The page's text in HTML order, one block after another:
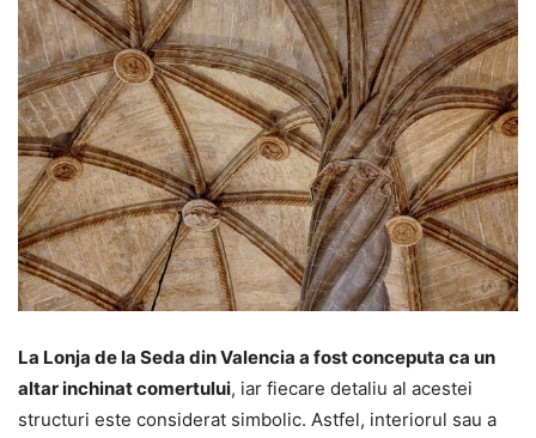
La Lonja de la Seda din Valencia a fost conceputa ca un
altar inchinat comertului, iar fiecare detaliu al acestei
structuri este considerat simbolic. Astfel, interiorul sau a